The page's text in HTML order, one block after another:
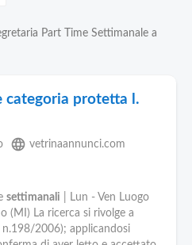
Part Time Settimanale a
categoria protetta l.
language vetrinaannunci.com
settimanali | Lun - Ven Luogo
(MI) La ricerca si rivolge a
n.198/2006); applicandosi